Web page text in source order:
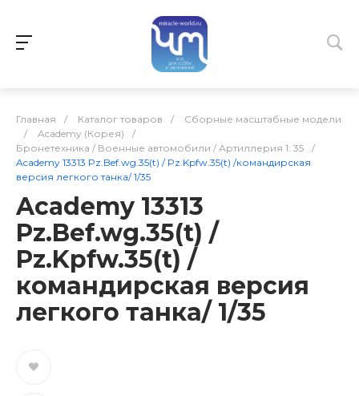
Главная / Каталог товаров /
Сборные масштабные модели
/
Academy (Корея)
/
Бронетехника / Военные автомобили / Артиллерия 1: 35
/
Academy 13313 Pz.Bef.wg.35(t) / Pz.Kpfw.35(t) /командирская
версия легкого танка/ 1/35
Academy 13313
Pz.Bef.wg.35(t) /
Pz.Kpfw.35(t) /
командирская версия
легкого танка/ 1/35